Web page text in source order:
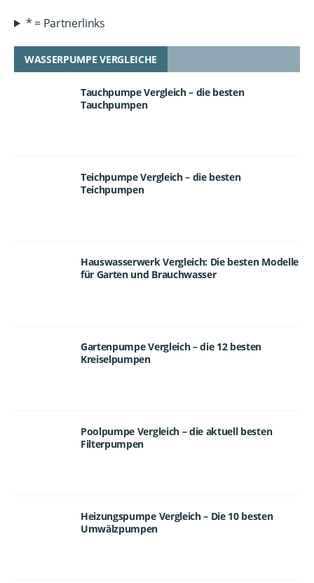
* = Partnerlinks
WASSERPUMPE VERGLEICHE
Tauchpumpe Vergleich – die besten
Tauchpumpen
Teichpumpe Vergleich – die besten
Teichpumpen
Hauswasserwerk Vergleich: Die besten Modelle
für Garten und Brauchwasser
Gartenpumpe Vergleich – die 12 besten
Kreiselpumpen
Poolpumpe Vergleich – die aktuell besten
Filterpumpen
Heizungspumpe Vergleich – Die 10 besten
Umwälzpumpen